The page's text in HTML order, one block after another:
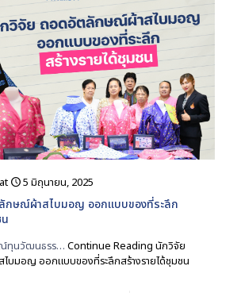
at 5 มิถุนายน, 2025
กษณ์ผ้าสไบมอญ ออกแบบของที่ระลึก
ทุนวัฒนธรร… Continue Reading นักวิจัย
มอญ ออกแบบของที่ระลึกสร้างรายได้ชุมชน